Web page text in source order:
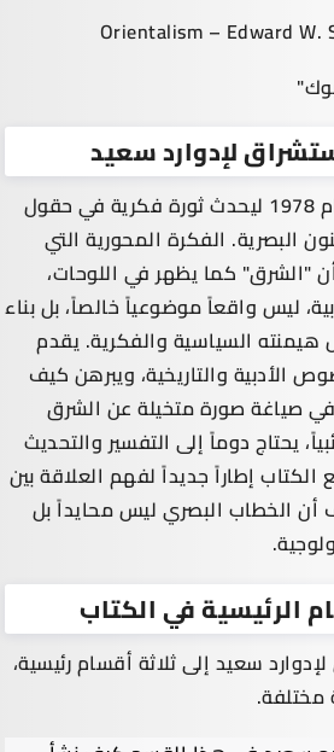
لإدوارد سعيد
صدر كتاب الاستشراق عام 1978 ليحدث ثورة فكرية في حقول
البصرية. الفكرة المحورية التي
"الشرق" كما يظهر في اللوحات،
ليس واقعاً موضوعياً خالصاً، بل بناء
هيمنته السياسية والفكرية. يقدم
الأدبية والتاريخية، ويبرهن كيف
صورة متخيلة عن الشرق
يحتاج دوماً إلى التفسير والتحديث
إطاراً جديداً لفهم العلاقة بين
الخطاب البصري ليس محايداً بل
الرئيسية في الكتاب
سعيد إلى ثلاثة أقسام رئيسية،
مختلفة.